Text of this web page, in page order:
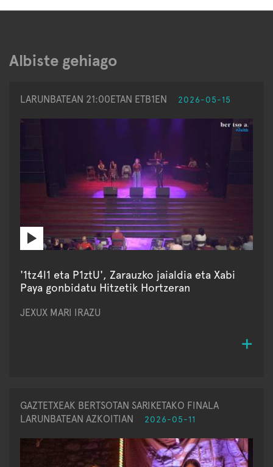
Albiste gehiago
LARUNBATEAN 21:00ETAN ETB1EN 2026-05-15
'1tz4l1 eta P1ztU', Zarauzko jaialdia eta Xabi
Paya gonbidatu Hitzetik Hortzeran
JEXUX MARI IRAZU
GAZTETXEAK BERTSOTAN SARIKETAKO FINALA
LARUNBATEAN AZKOITIAN
2026-05-11